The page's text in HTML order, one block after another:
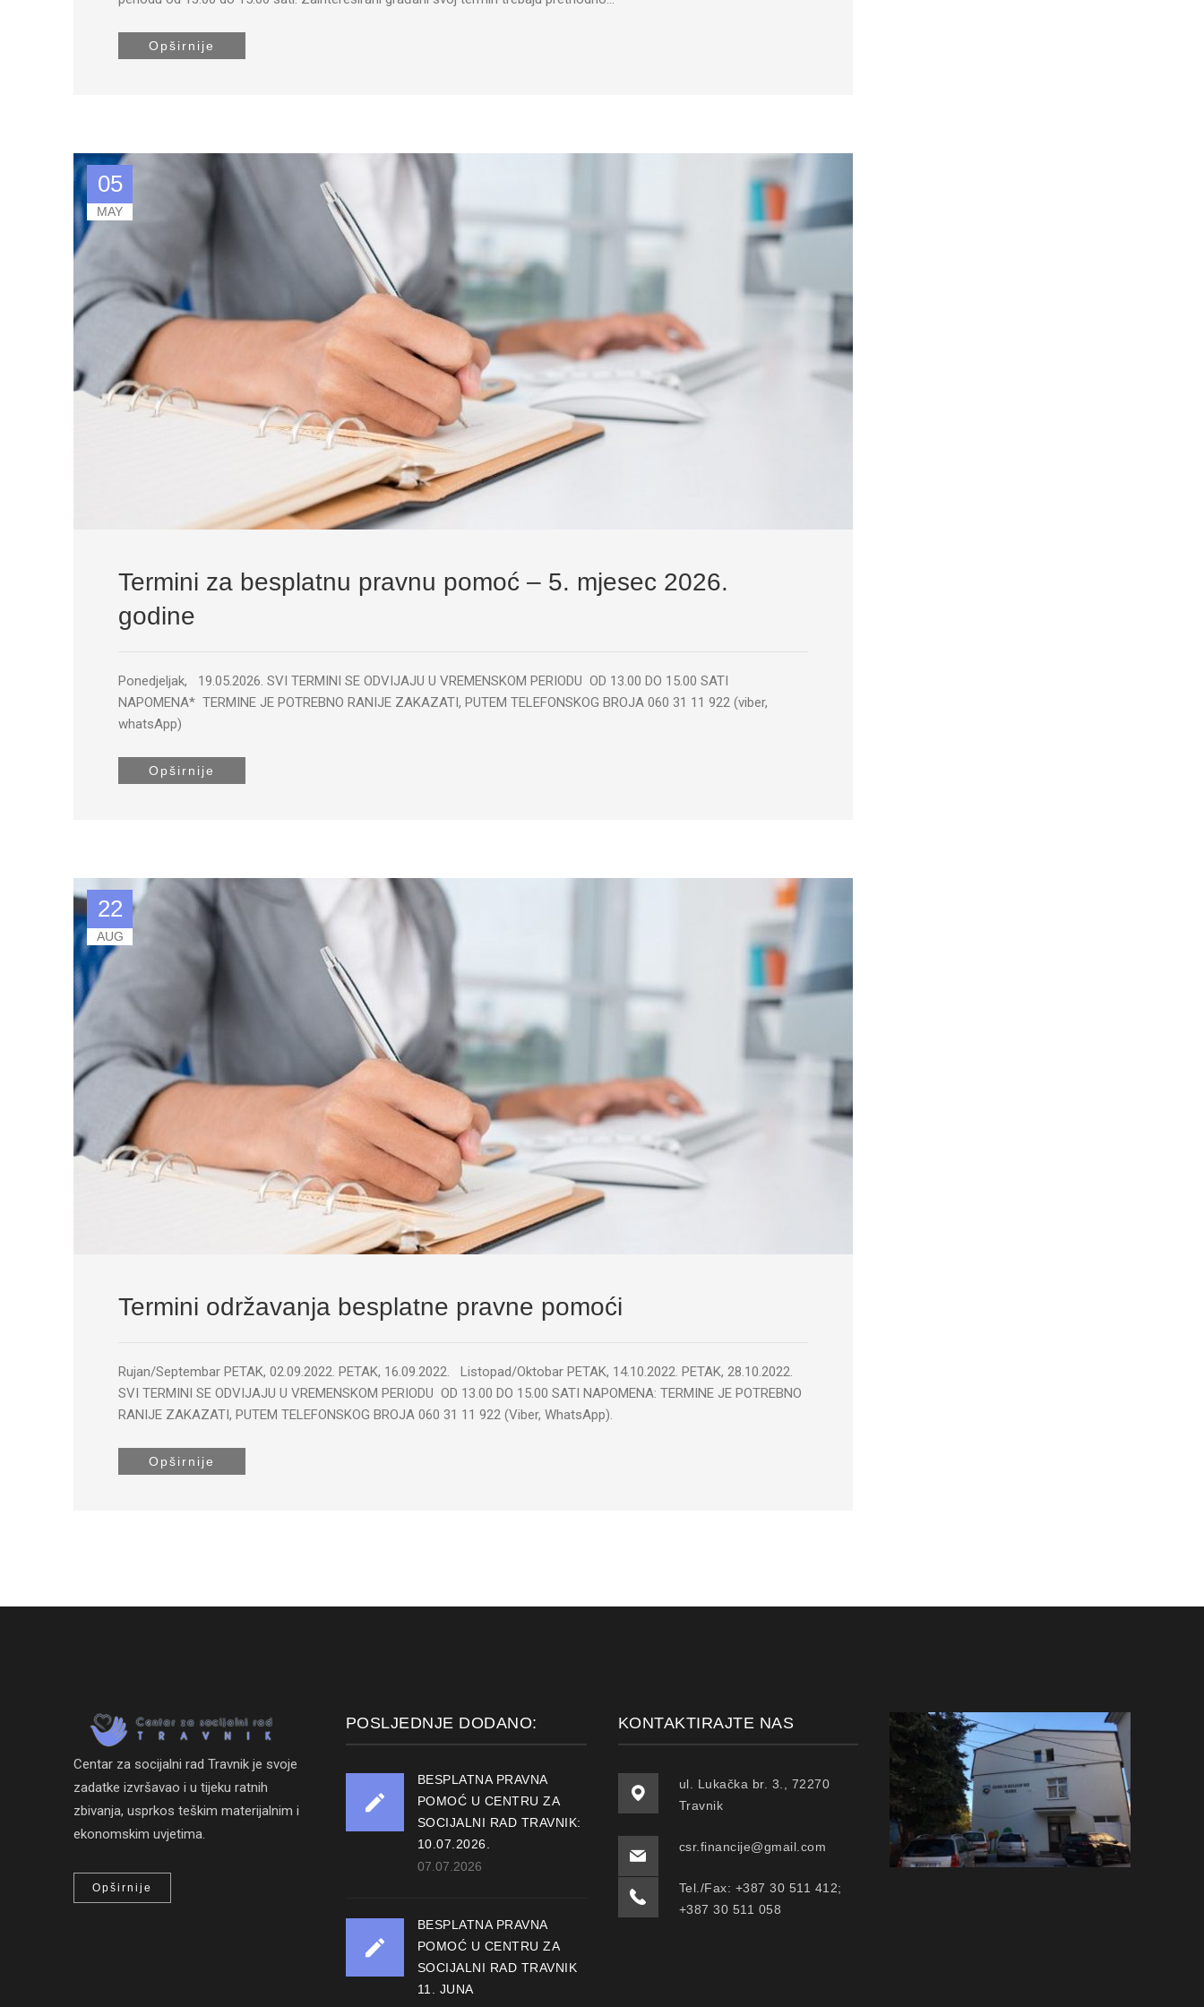
Opširnije
05
MAY
Termini za besplatnu pravnu pomoć – 5. mjesec 2026.
godine
Ponedjeljak, 19.05.2026. SVI TERMINI SE ODVIJAJU U VREMENSKOM PERIODU OD 13.00 DO 15.00 SATI
NAPOMENA* TERMINE JE POTREBNO RANIJE ZAKAZATI, PUTEM TELEFONSKOG BROJA 060 31 11 922 (viber,
whatsApp)
Opširnije
22
AUG
Termini održavanja besplatne pravne pomoći
Rujan/Septembar PETAK, 02.09.2022. PETAK, 16.09.2022. Listopad/Oktobar PETAK, 14.10.2022. PETAK, 28.10.2022.
SVI TERMINI SE ODVIJAJU U VREMENSKOM PERIODU OD 13.00 DO 15.00 SATI NAPOMENA: TERMINE JE POTREBNO
RANIJE ZAKAZATI, PUTEM TELEFONSKOG BROJA 060 31 11 922 (Viber, WhatsApp).
Opširnije
Centar za socijalni rad Travnik je svoje
zadatke izvršavao i u tijeku ratnih
zbivanja, usprkos teškim materijalnim i
ekonomskim uvjetima.
Opširnije
POSLJEDNJE DODANO:
BESPLATNA PRAVNA
POMOĆ U CENTRU ZA
SOCIJALNI RAD TRAVNIK:
10.07.2026.
07.07.2026
BESPLATNA PRAVNA
POMOĆ U CENTRU ZA
SOCIJALNI RAD TRAVNIK
11. JUNA
KONTAKTIRAJTE NAS
ul. Lukačka br. 3., 72270
Travnik
csr.financije@gmail.com
Tel./Fax: +387 30 511 412;
+387 30 511 058